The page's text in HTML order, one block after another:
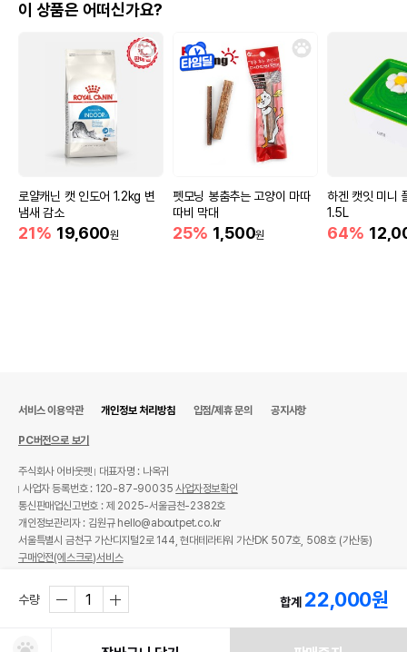
이 상품은 어떠신가요?
로얄캐닌 캣 인도어 1.2kg 변
냄새 감소
21% 19,600원
펫모닝 봉춤추는 고양이 마따
따비 막대
25% 1,500원
하겐 캣잇 미니
1.5L
64%
수량 합계 22,000원
서비스 이용약관 개인정보 처리방침 입점/제휴 문의 공지사항
PC버전으로 보기
주식회사 어바웃펫
대표자명 : 나옥귀
사업자 등록번호 : 120-87-90035사업자정보확인
통신판매업신고번호 : 제 2025-서울금천-2382호
개인정보관리자 : 김원규 hello@aboutpet.co.kr
서울특별시 금천구 가산디지털2로 144, 현대테라타워 가산DK 507호, 508호 (가산동)
구매안전(에스크로)서비스